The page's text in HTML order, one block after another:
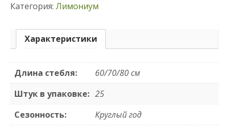
Категория: Лимониум
Характеристики
Длина стебля:
60/70/80 см
Штук в упаковке: 25
Сезонность:
Круглый год